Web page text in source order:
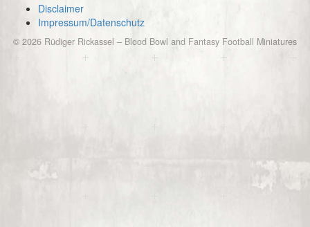
Disclaimer
Impressum/Datenschutz
© 2026 Rüdiger Rickassel – Blood Bowl and Fantasy Football Miniatures